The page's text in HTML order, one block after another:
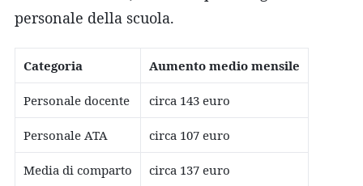
personale della scuola.
Categoria Aumento medio mensile
Personale docente circa 143 euro
Personale ATA circa 107 euro
Media di comparto circa 137 euro